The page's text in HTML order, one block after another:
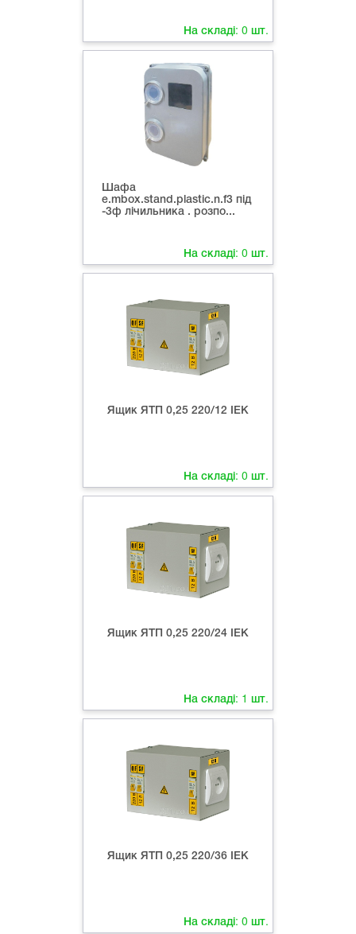
На складі: 0 шт.
Шафа
e.mbox.stand.plastic.n.f3 під
-3ф лічильника . розпо...
На складі: 0 шт.
Ящик ЯТП 0,25 220/12 ІЕК
На складі: 0 шт.
Ящик ЯТП 0,25 220/24 ІЕК
На складі: 1 шт.
Ящик ЯТП 0,25 220/36 ІЕК
На складі: 0 шт.